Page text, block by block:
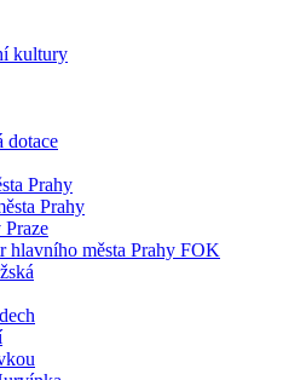
kultury
dotace
Prahy
Prahy
hlavního města Prahy FOK